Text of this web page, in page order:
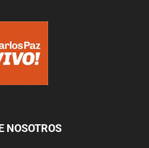
NOSOTROS